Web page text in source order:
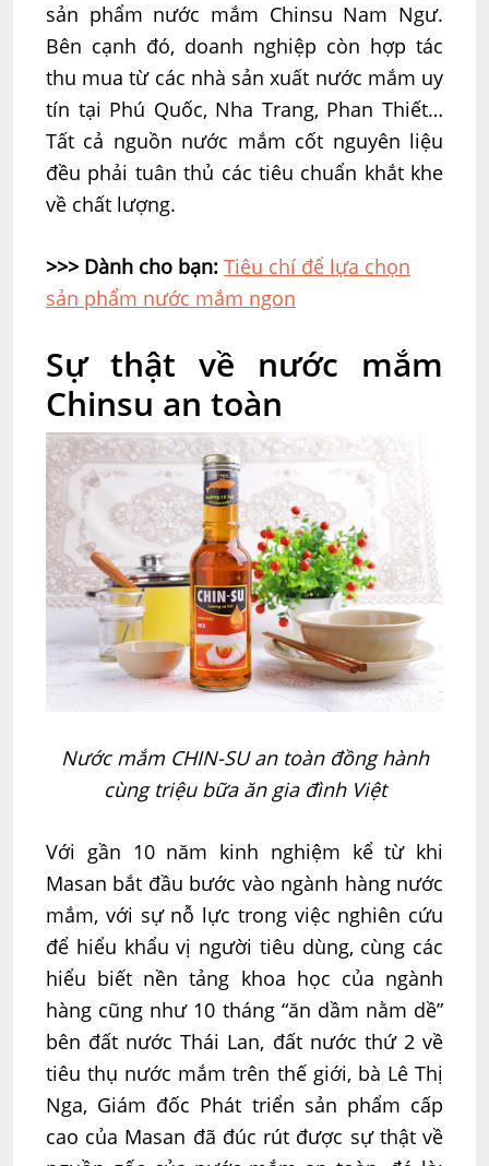
sản phẩm nước mắm Chinsu Nam Ngư.
Bên cạnh đó, doanh nghiệp còn hợp tác
thu mua từ các nhà sản xuất nước mắm uy
tín tại Phú Quốc, Nha Trang, Phan Thiết…
Tất cả nguồn nước mắm cốt nguyên liệu
đều phải tuân thủ các tiêu chuẩn khắt khe
về chất lượng.
>>> Dành cho bạn: Tiêu chí để lựa chọn
sản phẩm nước mắm ngon
Sự thật về nước mắm
Chinsu an toàn
Nước mắm CHIN-SU an toàn đồng hành
cùng triệu bữa ăn gia đình Việt
Với gần 10 năm kinh nghiệm kể từ khi
Masan bắt đầu bước vào ngành hàng nước
mắm, với sự nỗ lực trong việc nghiên cứu
để hiểu khẩu vị người tiêu dùng, cùng các
hiểu biết nền tảng khoa học của ngành
hàng cũng như 10 tháng “ăn dầm nằm dề”
bên đất nước Thái Lan, đất nước thứ 2 về
tiêu thụ nước mắm trên thế giới, bà Lê Thị
Nga, Giám đốc Phát triển sản phẩm cấp
cao của Masan đã đúc rút được sự thật về